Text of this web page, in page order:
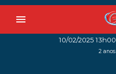
menu
10/02/2025
2